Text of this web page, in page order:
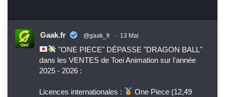
Gaak.fr @gaak_fr · 13 Mai
"ONE PIECE" DÉPASSE "DRAGON BALL"
dans les VENTES de Toei Animation sur l'année
2025 - 2026 :
Licences internationales :
One Piece (12,49